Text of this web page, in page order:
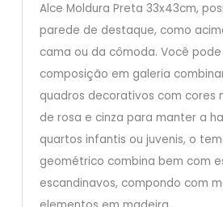
Alce Moldura Preta 33x43cm,
parede de destaque, como
cama ou da cômoda. Você
composição em galeria
quadros decorativos com cores
de rosa e cinza para manter a
quartos infantis ou juvenis, o
geométrico combina bem com
escandinavos, compondo com